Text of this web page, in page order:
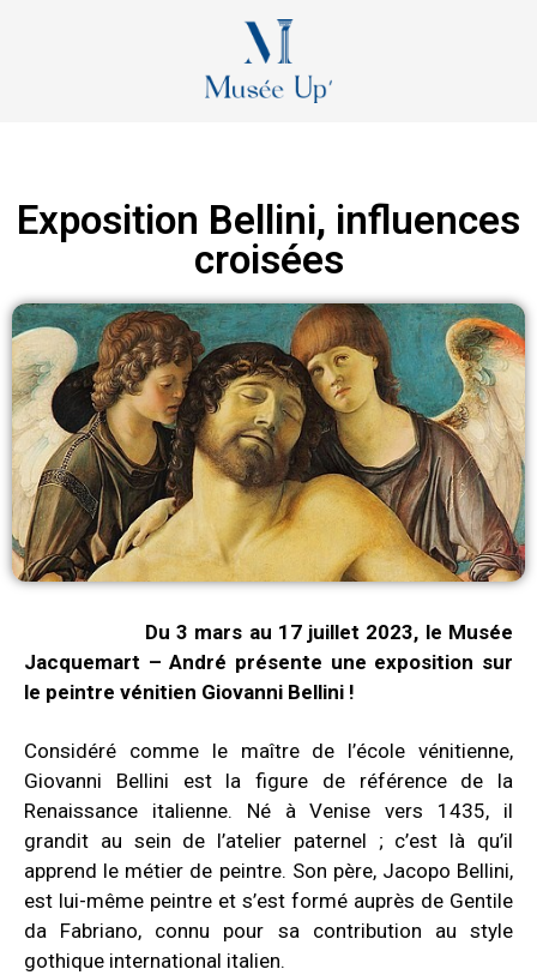
Exposition Bellini, influences
croisées
Du 3 mars au 17 juillet 2023, le Musée
Jacquemart – André présente une exposition sur
le peintre vénitien Giovanni Bellini !
Considéré comme le maître de l’école vénitienne,
Giovanni Bellini est la figure de référence de la
Renaissance italienne. Né à Venise vers 1435, il
grandit au sein de l’atelier paternel ; c’est là qu’il
apprend le métier de peintre. Son père, Jacopo Bellini,
est lui-même peintre et s’est formé auprès de Gentile
da Fabriano, connu pour sa contribution au style
gothique international italien.